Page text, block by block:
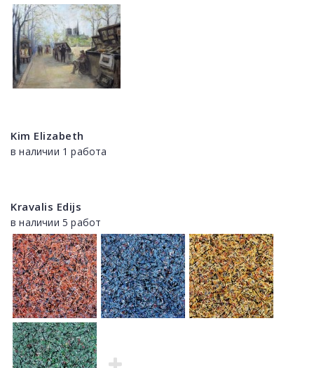
Kim Elizabeth
в наличии 1 работа
Kravalis Edijs
в наличии 5 работ